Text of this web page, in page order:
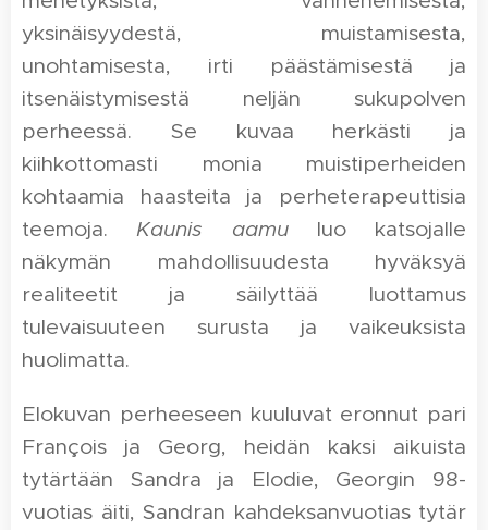
yksinäisyydestä, muistamisesta,
unohtamisesta, irti päästämisestä ja
itsenäistymisestä neljän sukupolven
perheessä. Se kuvaa herkästi ja
kiihkottomasti monia muistiperheiden
kohtaamia haasteita ja perheterapeuttisia
teemoja.Kaunis aamu luo katsojalle
näkymän mahdollisuudesta hyväksyä
realiteetit ja säilyttää luottamus
tulevaisuuteen surusta ja vaikeuksista
huolimatta.
Elokuvan perheeseen kuuluvat eronnut pari
François ja Georg, heidän kaksi aikuista
tytärtään Sandra ja Elodie, Georgin 98-
vuotias äiti, Sandran kahdeksanvuotias tytär